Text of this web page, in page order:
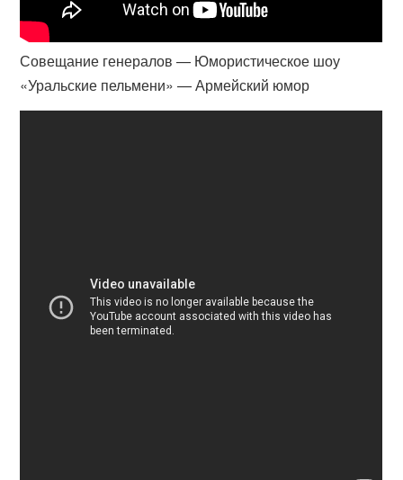
Совещание генералов — Юмористическое шоу
«Уральские пельмени» — Армейский юмор